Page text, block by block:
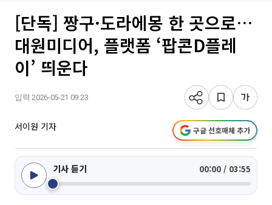
[단독] 짱구·도라에몽 한 곳으로…
대원미디어, 플랫폼 ‘팝콘D플레
이’ 띄운다
입력 2026-05-21 09:23
서이원 기자 구글 선호매체 추가
기사 듣기 00:00 / 03:55